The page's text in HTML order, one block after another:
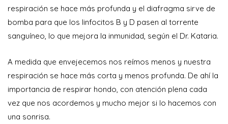
respiración se hace más profunda y el diafragma sirve de
bomba para que los linfocitos B y D pasen al torrente
sanguíneo, lo que mejora la inmunidad, según el Dr. Kataria.
A medida que envejecemos nos reímos menos y nuestra
respiración se hace más corta y menos profunda. De ahí la
importancia de respirar hondo, con atención plena cada
vez que nos acordemos y mucho mejor si lo hacemos con
una sonrisa.